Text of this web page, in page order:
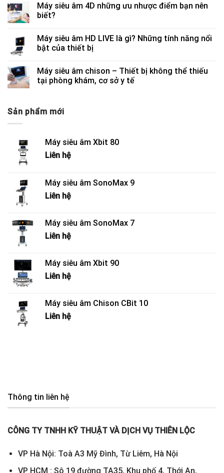
Máy siêu âm 4D những ưu nhược điểm bạn nên
biết?
Máy siêu âm HD LIVE là gì? Những tính năng nổi
bật của thiết bị
Máy siêu âm chison – Thiết bị không thể thiếu
tại phòng khám, cơ sở y tế
Sản phẩm mới
Máy siêu âm Xbit 80
Liên hệ
Máy siêu âm SonoMax 9
Liên hệ
Máy siêu âm SonoMax 7
Liên hệ
Máy siêu âm Xbit 90
Liên hệ
Máy siêu âm Chison CBit 10
Liên hệ
Thông tin liên hệ
CÔNG TY TNHH KỸ THUẬT VÀ DỊCH VỤ THIÊN LỘC
VP Hà Nội: Toà A3 Mỹ Đình, Từ Liêm, Hà Nội
VP HCM : Sô 19 đường TA35, Khu phố 4, Thới An,